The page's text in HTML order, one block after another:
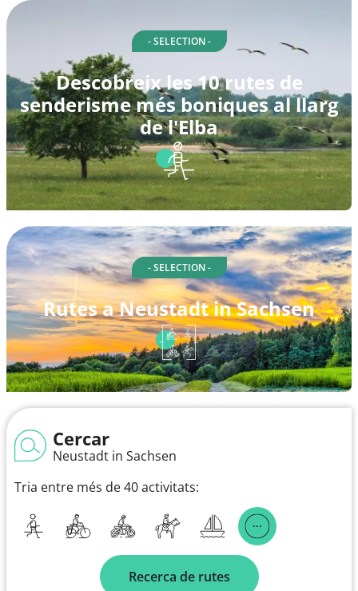
- SELECTION -
Descobreix les 10 rutes de
senderisme més boniques al llarg
de l'Elba
- SELECTION -
Rutes a Neustadt in Sachsen
Cercar
Neustadt in Sachsen
Tria entre més de 40 activitats:
Recerca de rutes